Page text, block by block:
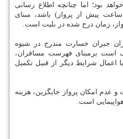
بود؛ اما چنانچه اطلاع رسانی
مزبور بعد ازموعد مقرر (۷۲ ساعت پیش از پرواز) باشد، مبنای
زمان درج شده در بلیت است.
جبران خسارت مندرج در شیوه
است برمبنای فهرست مسافران،
شرایط دیگر از قبیل تکمیل
عدم امکان پرواز جایگزین، هزینه
است.